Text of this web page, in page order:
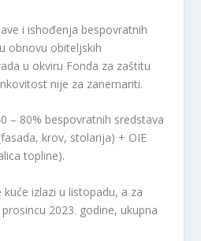
i ishođenja bespovratnih
obnovu obiteljskih
u okviru Fonda za zaštitu
nije za zanemariti.
– 80% bespovratnih sredstava
krov, stolarija) + OIE
topline).
kuće izlazi u listopadu, a za
2023. godine, ukupna